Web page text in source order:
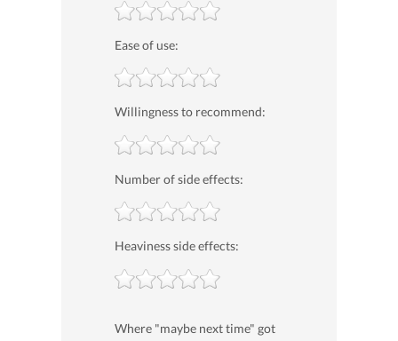
Ease of use:
Willingness to recommend:
Number of side effects:
Heaviness side effects:
Where "maybe next time" got